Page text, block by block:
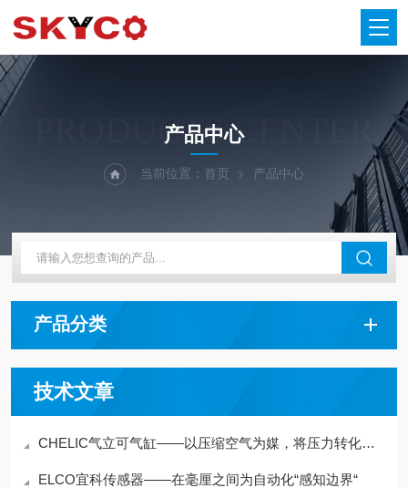
PRODUCTS CENTER
产品中心
当前位置： 首页 产品中心
产品分类
技术文章
CHELIC气立可气缸——以压缩空气为媒，将压力转化为机械“推拉力“
ELCO宜科传感器——在毫厘之间为自动化“感知边界“